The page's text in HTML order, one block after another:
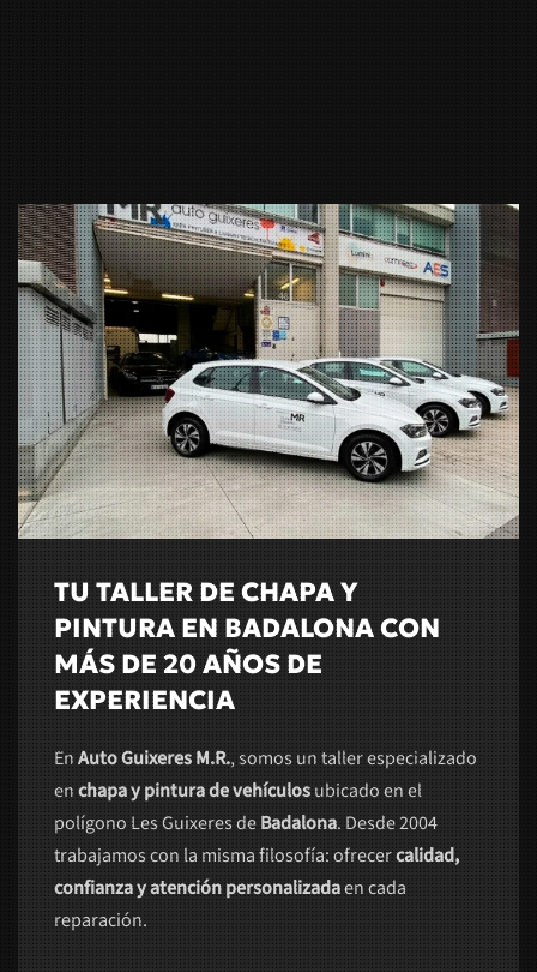
TU TALLER DE CHAPA Y
PINTURA EN BADALONA CON
MÁS DE 20 AÑOS DE
EXPERIENCIA
EnAuto Guixeres M.R., somos un taller especializado
enchapa y pintura de vehículosubicado en el
polígono Les Guixeres deBadalona. Desde 2004
trabajamos con la misma filosofía: ofrecercalidad,
confianza y atención personalizadaen cada
reparación.